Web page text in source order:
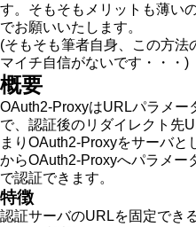
す。そもそもメリットも薄い
でお願いいたします。
(そもそも筆者自身、この方法
マイチ自信がないです・・・)
概要
OAuth2-ProxyはURLパラメー
で、認証後のリダイレクト先
まりOAuth2-Proxyをサーバと
からOAuth2-Proxyへパラメー
で認証できます。
特徴
認証サーバのURLを固定でき